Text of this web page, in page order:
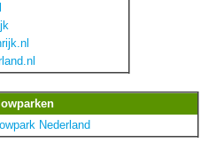
Nederland